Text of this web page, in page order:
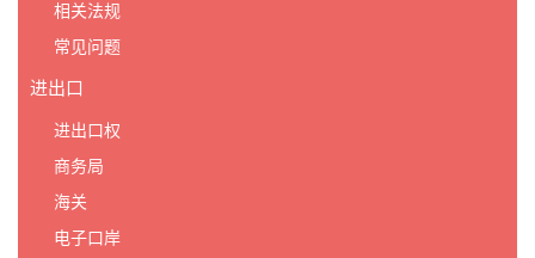
相关法规
常见问题
进出口
进出口权
商务局
海关
电子口岸